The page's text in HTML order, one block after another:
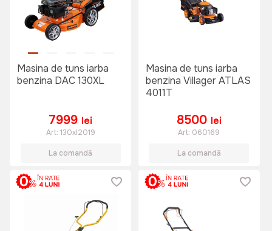
Masina de tuns iarba
benzina DAC 130XL
7999 lei
Art: 130xl2019
La comandă
Masina de tuns iarba
benzina Villager ATLAS
4011T
8500 lei
Art: 060169
La comandă